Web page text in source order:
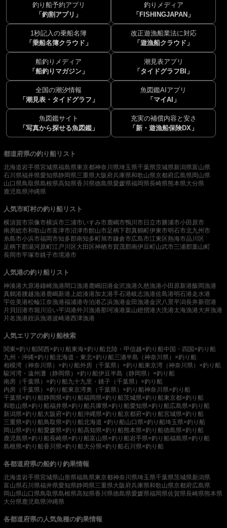
釣り船予約アプリ
「釣割アプリ」
釣りメディア
「FISHINGJAPAN」
1秒記入の乗船名簿
「乗船名簿クラウド」
改正遊漁船業法に対応
「遊漁船クラウド」
船釣りメディア
「船釣りマガジン」
潮見表アプリ
「タイドグラフBI」
全国の潮汐情報
「潮見表・タイドグラフ」
魚図鑑AIアプリ
「マイAI」
魚図鑑サイト
「写真から探せる魚図鑑」
充実の補償内容と安さ
「新・遊漁船保険DX」
都道府県の釣り船リスト
北海道岩手県宮城県福島県東京都神奈川県埼玉県千葉県茨城県新潟県富山県
石川県福井県愛知県静岡県三重県大阪府兵庫県和歌山県京都府広島県岡山県
山口県鳥取県島根県高知県香川県徳島県愛媛県福岡県長崎県熊本県大分県
鹿児島県沖縄県
人気市町村の釣り船リスト
横須賀市宗像市横浜市三浦市いすみ市鹿嶋市鴨川市日立市勝浦市小田原市
南房総市和歌山市富津市沼津市館山市足柄下郡真鶴町伊東市明石市北九州市
糸島市小浜市福岡市知多郡南知多町旭市鎌倉市広島市江東区熱海市品川区
足柄下郡湯河原町江戸川区大田区神栖市賀茂郡南伊豆町山武市三浦郡葉山町
長岡市平塚市銚子市境港市
人気港の釣り船リスト
神湊港大原港鐘崎漁港間口漁港 鹿嶋旧港金沢漁港久慈漁港小田原新港飯岡漁港
真鶴港腰越漁港 鹿嶋新港 上総湊港加太港手石港岐志漁港佐島港明石港走水港
宇佐美港松輪江奈漁港福浦港寺泊港乙浜漁港金田漁港金沢八景平潟長井新宿港
片貝旧港市堀川沿い平潟港外川漁港那珂湊港葉山鐙摺港大洗港太海漁港大井漁港
片名漁港姪浜漁港波崎港西津漁港
人気エリアの釣り船検索
関東×釣り船関西×釣り船東海×釣り船北陸・甲信越×釣り船中国・四国×釣り船
九州・沖縄×釣り船北海道・東北×釣り船三浦半島（神奈川県）×釣り船
相模湾（神奈川県）×釣り船外房（千葉県）×釣り船東京湾（神奈川県）×釣り船
駿河湾・遠州灘（静岡県）×釣り船伊豆半島（静岡県）×釣り船
南房（千葉県）×釣り船九十九里・銚子（千葉県）×釣り船
内房（千葉県）×釣り船東京湾奥（千葉県）×釣り船神奈川県×釣り船
千葉県×釣り船静岡県×釣り船福岡県×釣り船茨城県×釣り船東京都×釣り船
和歌山県×釣り船福井県×釣り船兵庫県×釣り船愛知県×釣り船広島県×釣り船
新潟県×釣り船大阪府×釣り船沖縄県×釣り船京都府×釣り船宮城県×釣り船
三重県×釣り船鳥取県×釣り船北海道 ×釣り船山口県×釣り船埼玉県×釣り船
岡山県×釣り船愛媛県×釣り船高知県×釣り船熊本県×釣り船徳島県×釣り船
鹿児島県×釣り船長崎県×釣り船富山県×釣り船岩手県×釣り船福島県×釣り船
島根県×釣り船香川県×釣り船大分県×釣り船石川県×釣り船
各都道府県の船釣り釣果情報
北海道岩手県宮城県山形県福島県東京都神奈川県埼玉県千葉県茨城県新潟県
富山県石川県福井県愛知県静岡県三重県大阪府兵庫県和歌山県京都府広島県
岡山県山口県鳥取県島根県高知県香川県徳島県愛媛県福岡県佐賀県長崎県熊本県
大分県 鹿児島県沖縄県
各都道府県の人気魚種の釣果情報